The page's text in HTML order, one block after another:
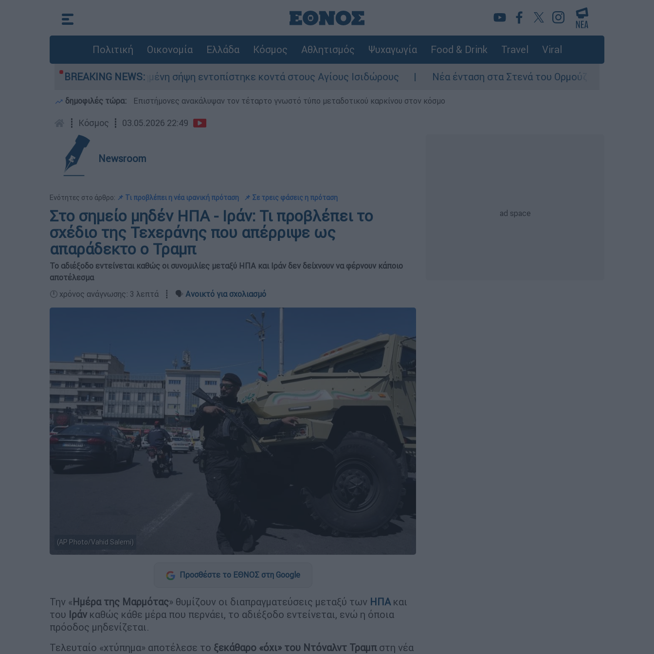
Πολιτική Οικονομία Ελλάδα Κόσμος Αθλητισμός Ψυχαγωγία Food & Drink Travel Viral
BREAKING NEWS:
Σορός σε προχωρημένη σήψη εντοπίστηκε κοντά στους Αγίους Ισιδώρους Νέα ένταση στα Στενά του Ορμούζ: Πετρελαιοφόρο του
δημοφιλές τώρα: Επιστήμονες ανακάλυψαν τον τέταρτο γνωστό τύπο μεταδοτικού καρκίνου στον κόσμο
┋ Κόσμος ┋ 03.05.2026 22:49
Newsroom
Ενότητες στο άρθρο: 📌 Τι προβλέπει η νέα ιρανική πρόταση 📌 Σε τρεις φάσεις η πρόταση
Στο σημείο μηδέν ΗΠΑ - Ιράν: Τι προβλέπει το
σχέδιο της Τεχεράνης που απέρριψε ως
απαράδεκτο ο Τραμπ
Το αδιέξοδο εντείνεται καθώς οι συνομιλίες μεταξύ ΗΠΑ και Ιράν δεν δείχνουν να φέρνουν κάποιο
αποτέλεσμα
🕛 χρόνος ανάγνωσης: 3 λεπτά ┋ 🗣️ Ανοικτό για σχολιασμό
(AP Photo/Vahid Salemi)
Προσθέστε το ΕΘΝΟΣ στη Google
Την «Ημέρα της Μαρμότας» θυμίζουν οι διαπραγματεύσεις μεταξύ των ΗΠΑ και
του Ιράν καθώς κάθε μέρα που περνάει, το αδιέξοδο εντείνεται, ενώ η όποια
πρόοδος μηδενίζεται.
Τελευταίο «χτύπημα» αποτέλεσε το ξεκάθαρο «όχι» του Ντόναλντ Τραμπστη νέα